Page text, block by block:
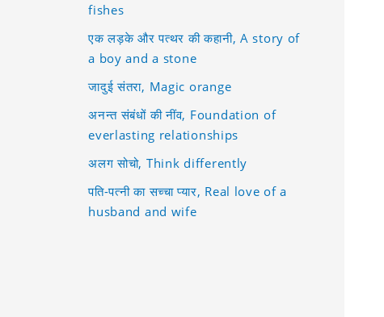
fishes
एक लड़के और पत्थर की कहानी, A story of
a boy and a stone
जादुई संतरा, Magic orange
अनन्त संबंधों की नींव, Foundation of
everlasting relationships
अलग सोचो, Think differently
पति-पत्नी का सच्चा प्यार, Real love of a
husband and wife